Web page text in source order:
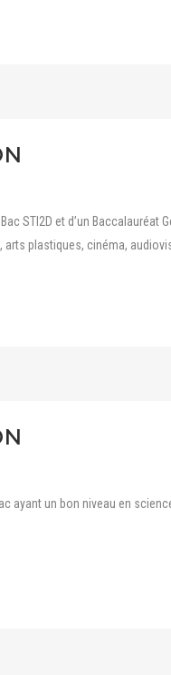
STI2D et d’un Baccalauréat
plastiques, cinéma,
ayant un bon niveau en